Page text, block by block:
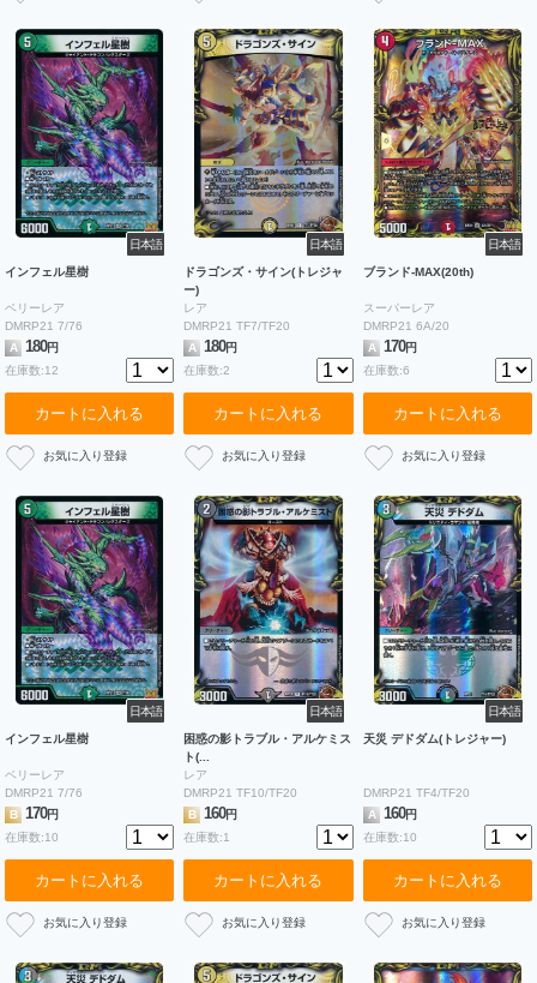
日本語
インフェル星樹
ベリーレア
DMRP21 7/76
A
180円
在庫数:12
カートに入れる
日本語
ドラゴンズ・サイン(トレジャ
ー)
レア
DMRP21 TF7/TF20
A
180円
在庫数:2
カートに入れる
日本語
ブランド-MAX(20th)
スーパーレア
DMRP21 6A/20
A 170円
在庫数:6
カートに入れる
日本語
インフェル星樹
ベリーレア
DMRP21 7/76
B
170円
在庫数:10
カートに入れる
日本語
困惑の影トラブル・アルケミス
ト(...
レア
DMRP21 TF10/TF20
B
160円
在庫数:1
カートに入れる
日本語
天災 デドダム(トレジャー)
DMRP21 TF4/TF20
A 160円
在庫数:10
カートに入れる